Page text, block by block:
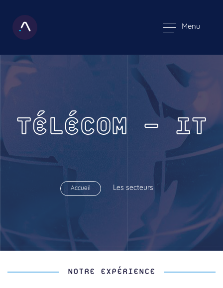
Menu
TÉLÉCOM – IT
Accueil Les secteurs
NOTRE EXPÉRIENCE